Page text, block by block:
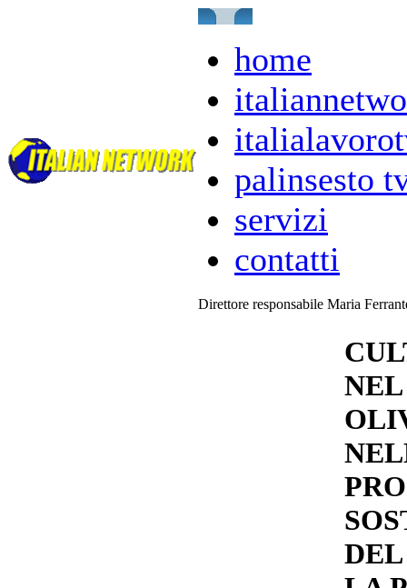
home
palinsesto
servizi
contatti
Direttore responsabile Maria